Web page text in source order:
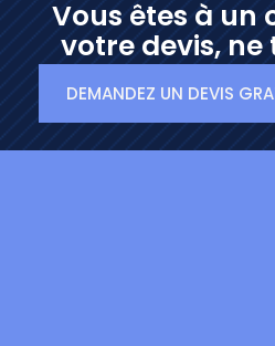
Vous êtes à un
votre devis, ne
DEMANDEZ UN DEVIS